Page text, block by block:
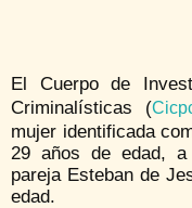
El Cuerpo de
Criminalísticas (
mujer identificada
29 años de edad,
pareja Esteban de
edad.